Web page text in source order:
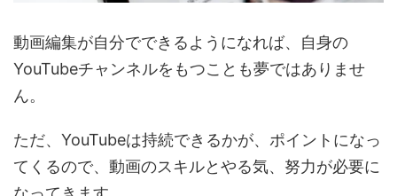
動画編集が自分でできるようになれば、自身の
YouTubeチャンネルをもつことも夢ではありませ
ん。
ただ、YouTubeは持続できるかが、ポイントになっ
てくるので、動画のスキルとやる気、努力が必要に